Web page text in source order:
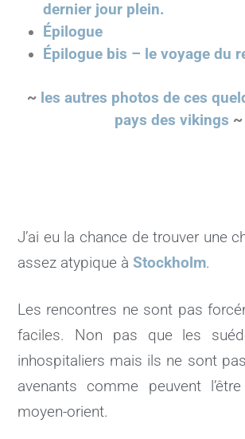
dernier jour plein.
Épilogue
Épilogue bis – le voyage du
~ les autres photos de ces
pays des vikings ~
J’ai eu la chance de trouver une
assez atypique à Stockholm.
Les rencontres ne sont pas
faciles. Non pas que les
inhospitaliers mais ils ne sont
avenants comme peuvent
moyen-orient.